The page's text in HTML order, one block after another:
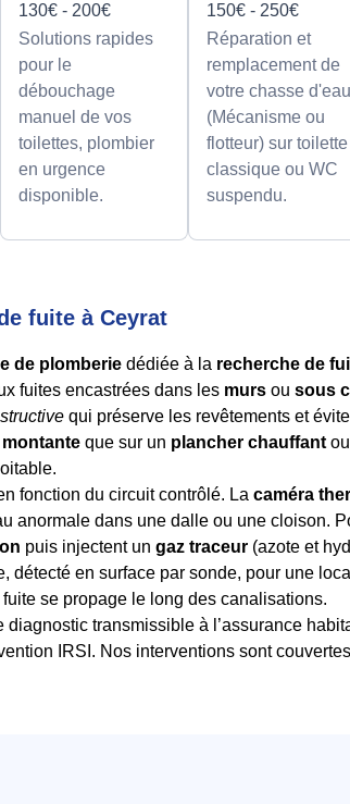
130€ - 200€
Solutions rapides
pour le
débouchage
manuel de vos
toilettes, plombier
en urgence
disponible.
150€ - 250€
Réparation et
remplacement de
votre chasse d'eau
(Mécanisme ou
flotteur) sur toilette
classique ou WC
suspendu.
fuite à Ceyrat
de plomberie dédiée à la recherche de
fuites encastrées dans les murs ou sous
qui préserve les revêtements et
que sur un plancher chauffant
fonction du circuit contrôlé. La caméra
anormale dans une dalle ou une cloison.
puis injectent un gaz traceur (azote et
détecté en surface par sonde, pour une
se propage le long des canalisations.
transmissible à l’assurance
IRSI. Nos interventions sont